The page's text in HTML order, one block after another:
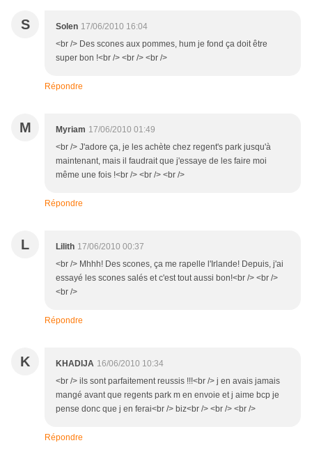
S Solen 17/06/2010 16:04
<br /> Des scones aux pommes, hum je fond ça doit être
super bon !<br /> <br /> <br />
Répondre
M Myriam 17/06/2010 01:49
<br /> J'adore ça, je les achète chez regent's park jusqu'à
maintenant, mais il faudrait que j'essaye de les faire moi
même une fois !<br /> <br /> <br />
Répondre
L Lilith 17/06/2010 00:37
<br /> Mhhh! Des scones, ça me rapelle l'Irlande! Depuis, j'ai
essayé les scones salés et c'est tout aussi bon!<br /> <br />
<br />
Répondre
K KHADIJA 16/06/2010 10:34
<br /> ils sont parfaitement reussis !!!<br /> j en avais jamais
mangé avant que regents park m en envoie et j aime bcp je
pense donc que j en ferai<br /> biz<br /> <br /> <br />
Répondre